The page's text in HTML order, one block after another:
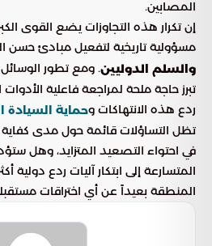
المصابين.
إن تكرار هذه التجاوزات يضع القوى
مسؤولية تاريخية لتفعيل مبادئ حسن
والسلم الدوليين. ومع تطور
تبرز حاجة ملحة لمراجعة فاعلية الأدوات
ردع هذه الانتهاكات وحماية السيادة
تظل التساؤلات قائمة حول مدى كفاية
في احتواء التصعيد المتزايد، وهل
المتسارعة إلى ابتكار آليات ردع دولية
المنطقة بعيداً عن أي اختراقات